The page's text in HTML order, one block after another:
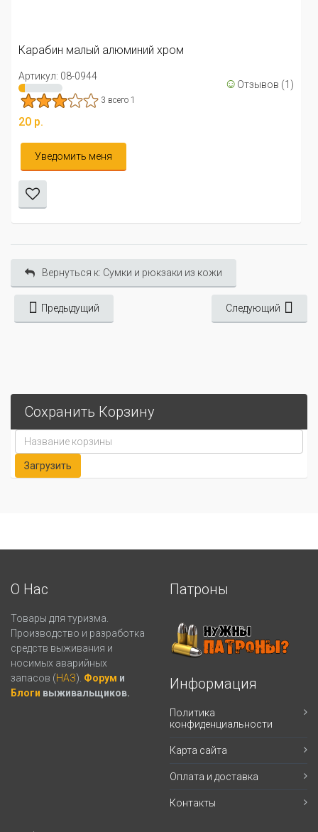
малый алюминий хром
08-0944
Отзывов (1)
3 всего 1
Уведомить меня
Вернуться к: Сумки и рюкзаки из кожи
Предыдущий Следующий
Сохранить Корзину
О Нас
Товары для туризма.
Производство и разработка
средств выживания и
носимых аварийных
запасов (НАЗ). Форум и
Блоги выживальщиков.
Патроны
Информация
Политика
конфиденциальности
Карта сайта
Оплата и доставка
Контакты